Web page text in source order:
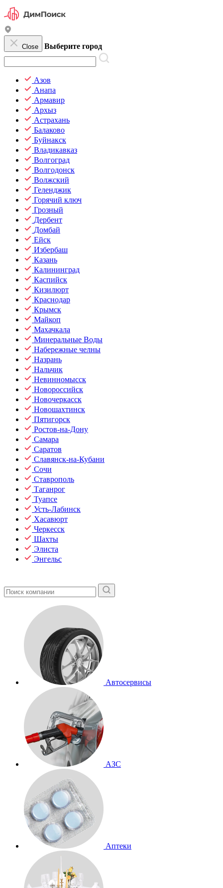
Close Выберите город
Азов
Анапа
Армавир
Архыз
Астрахань
Балаково
Буйнакск
Владикавказ
Волгоград
Волгодонск
Волжский
Геленджик
Горячий ключ
Грозный
Дербент
Домбай
Ейск
Избербаш
Казань
Калининград
Каспийск
Кизилюрт
Краснодар
Крымск
Майкоп
Махачкала
Минеральные Воды
Набережные челны
Назрань
Нальчик
Невинномысск
Новороссийск
Новочеркасск
Новошахтинск
Пятигорск
Ростов-на-Дону
Самара
Саратов
Славянск-на-Кубани
Сочи
Ставрополь
Таганрог
Туапсе
Усть-Лабинск
Хасавюрт
Черкесск
Шахты
Элиста
Энгельс
Автосервисы
АЗС
Аптеки